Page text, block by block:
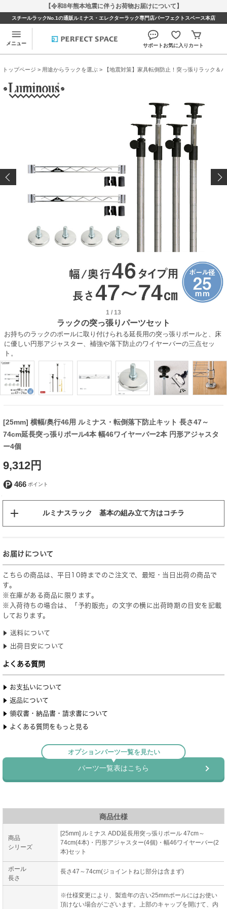
【令和8年熊本地震に伴うお荷物お届けについて】
スチールラックNo.1の通販ルミナス・エレクターラック専門店パーフェクトスペース本店
メニュー サポートお気に入り カート
トップページ > 用途からラックを選ぶ > 【地震対策】家具転倒防止！突っ張りラック＆
1 / 13
ラックの突っ張りパーツセット
お持ちのラックのポールに取り付けられる延長用の突っ張りポールと、床
に優しい円形アジャスター、補強や落下防止のワイヤーバーの三点セッ
ト。
[25mm] 横幅/奥行46用 ルミナス・転倒落下防止キット 長さ47～
74cm延長突っ張りポール4本 幅46ワイヤーバー2本 円形アジャスタ
ー4個
9,312円
466
ルミナスラック 基本の組み立て方はコチラ
商品仕様
商品
シリーズ
[25mm] ルミナス ADD延長用突っ張りポール 47cm～
74cm(4本)・円形アジャスター(4個)・幅46ワイヤーバー(2
本)セット
ポール
長さ
長さ47～74cm(ジョイントねじ部分は含まず)
※仕様変更により、製造年の古い25mmポールにはお使い
頂けない場合がございます。上部のキャップを開けて、内